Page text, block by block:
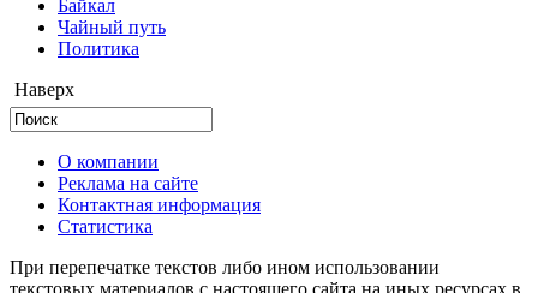
Байкал
Чайный путь
Политика
Наверх
О компании
Реклама на сайте
Контактная информация
Статистика
При перепечатке текстов либо ином использовании
текстовых материалов с настоящего сайта на иных ресурсах в